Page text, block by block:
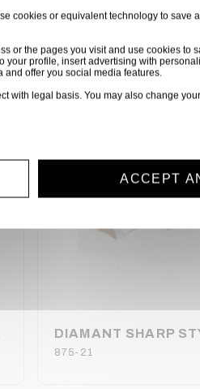
sélectionnés pour vous
DIAMANT SHARP
875-21
cookies or equivalent technology to save
or the pages you visit and use cookies to
profile, insert advertising with
offer you social media features.
with legal basis. You may also change
ACCEPT